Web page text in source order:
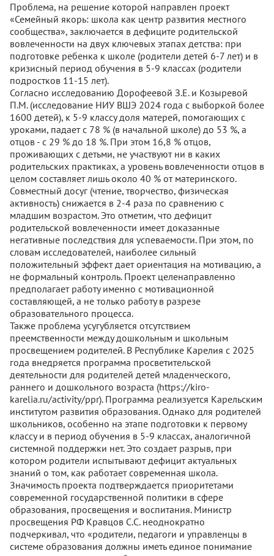
Проблема, на решение которой направлен проект
«Семейный якорь: школа как центр развития местного
сообщества», заключается в дефиците родительской
вовлеченности на двух ключевых этапах детства: при
подготовке ребенка к школе (родители детей 6-7 лет) и в
кризисный период обучения в 5-9 классах (родители
подростков 11-15 лет).
Согласно исследованию Дорофеевой З.Е. и Козыревой
П.М. (исследование НИУ ВШЭ 2024 года с выборкой более
1600 детей), к 5-9 классу доля матерей, помогающих с
уроками, падает с 78 % (в начальной школе) до 53 %, а
отцов - с 29 % до 18 %. При этом 16,8 % отцов,
проживающих с детьми, не участвуют ни в каких
родительских практиках, а уровень вовлеченности отцов в
целом составляет лишь около 40 % от материнского.
Совместный досуг (чтение, творчество, физическая
активность) снижается в 2-4 раза по сравнению с
младшим возрастом. Это отметим, что дефицит
родительской вовлеченности имеет доказанные
негативные последствия для успеваемости. При этом, по
словам исследователей, наиболее сильный
положительный эффект дает ориентация на мотивацию, а
не формальный контроль. Проект целенаправленно
предполагает работу именно с мотивационной
составляющей, а не только работу в разрезе
образовательного процесса.
Также проблема усугубляется отсутствием
преемственности между дошкольным и школьным
просвещением родителей. В Республике Карелия с 2025
года внедряется программа просветительской
деятельности для родителей детей младенческого,
раннего и дошкольного возраста (https://kiro-
karelia.ru/activity/ppr). Программа реализуется Карельским
институтом развития образования. Однако для родителей
школьников, особенно на этапе подготовки к первому
классу и в период обучения в 5-9 классах, аналогичной
системной поддержки нет. Это создает разрыв, при
котором родители испытывают дефицит актуальных
знаний о том, как работает современная школа.
Значимость проекта подтверждается приоритетами
современной государственной политики в сфере
образования, просвещения и воспитания. Министр
просвещения РФ Кравцов С.С. неоднократно
подчеркивал, что «родители, педагоги и управленцы в
системе образования должны иметь единое понимание